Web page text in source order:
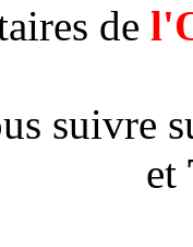
de
suivre
et